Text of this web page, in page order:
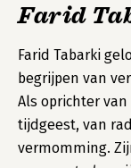
Farid
Farid Tabarki
begrijpen van
Als oprichter
tijdgeest, van
vermomming.